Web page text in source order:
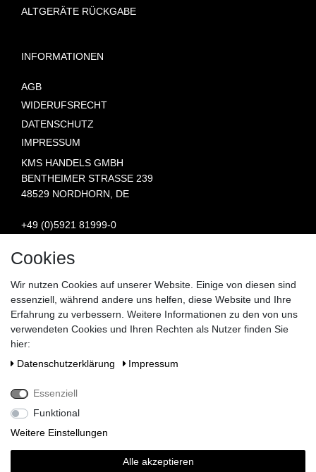
ALTGERÄTE RÜCKGABE
INFORMATIONEN
AGB
WIDERUFSRECHT
DATENSCHUTZ
IMPRESSUM
KMS HANDELS GMBH
BENTHEIMER STRASSE 239
48529 NORDHORN, DE
+49 (0)5921 81999-0
BESUCHEN SIE UNS:
Cookies
Wir nutzen Cookies auf unserer Website. Einige von diesen sind
essenziell, während andere uns helfen, diese Website und Ihre
Erfahrung zu verbessern. Weitere Informationen zu den von uns
verwendeten Cookies und Ihren Rechten als Nutzer finden Sie
hier:
Daten­schutz­erklärung
Impressum
Essenziell
Funktional
Weitere Einstellungen
Alle akzeptieren